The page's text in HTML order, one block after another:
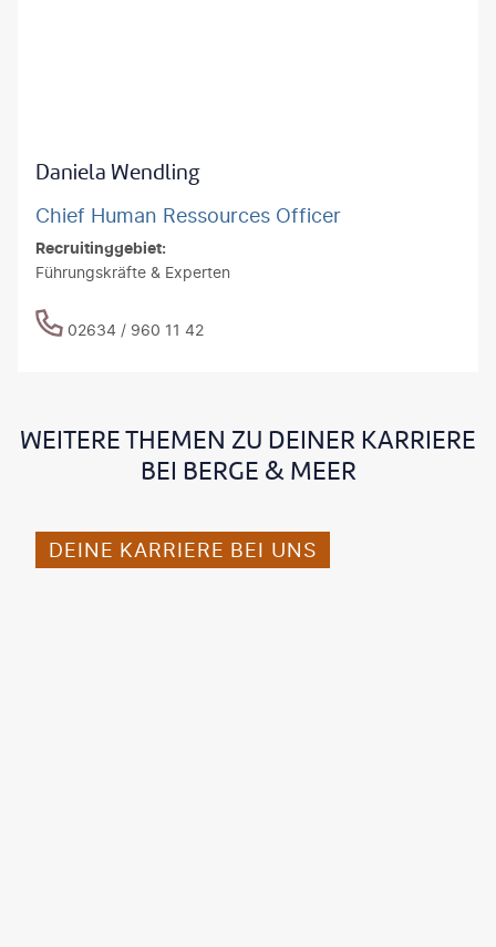
Daniela Wendling
Chief Human Ressources Officer
Recruitinggebiet:
Führungskräfte & Experten
02634 / 960 11 42
WEITERE THEMEN ZU DEINER KARRIERE
BEI BERGE & MEER
DEINE KARRIERE BEI UNS